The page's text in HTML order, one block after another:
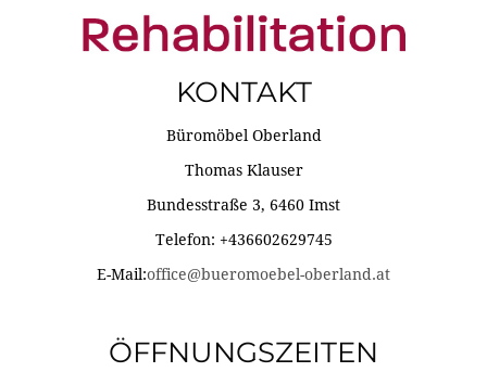
KONTAKT
Büromöbel Oberland
Thomas Klauser
Bundesstraße 3, 6460 Imst
Telefon: +436602629745
E-Mail:office@bueromoebel-oberland.at
ÖFFNUNGSZEITEN